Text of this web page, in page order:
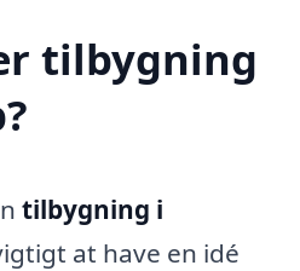
tilbygning
tilbygning i
at have en idé